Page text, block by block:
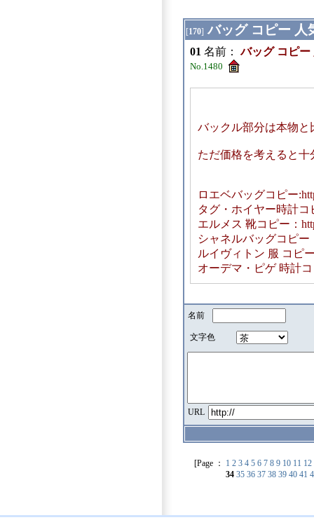
[170] バッグ コピー 人
01 名前： バッグ コピー
No.1480
バックル部分は本物
ただ価格を考えると十
ロエベバッグコピー
タグ・ホイヤー時計コ
エルメス 靴コピー：
シャネルバッグコピー
ルイヴィトン 服 コピ
オーデマ・ピゲ 時計コ
名前
文字色
URL
[Page ： 1 2 3 4 5 6 7 8 9 10 11 12
34 35 36 37 38 39 40 41